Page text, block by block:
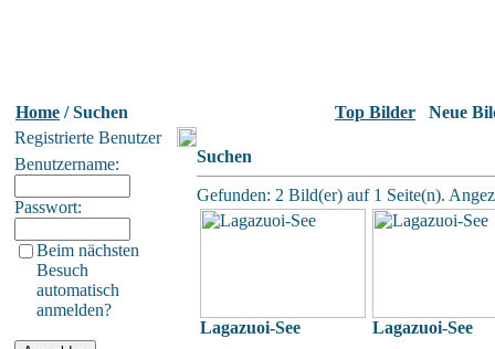
Home / Suchen Top Bilder
Neue
Registrierte Benutzer
Benutzername:
Passwort:
Beim nächsten
Besuch
automatisch
anmelden?
Suchen
Gefunden: 2 Bild(er) auf 1 Seite(n).
Lagazuoi-See Lagazuoi-See